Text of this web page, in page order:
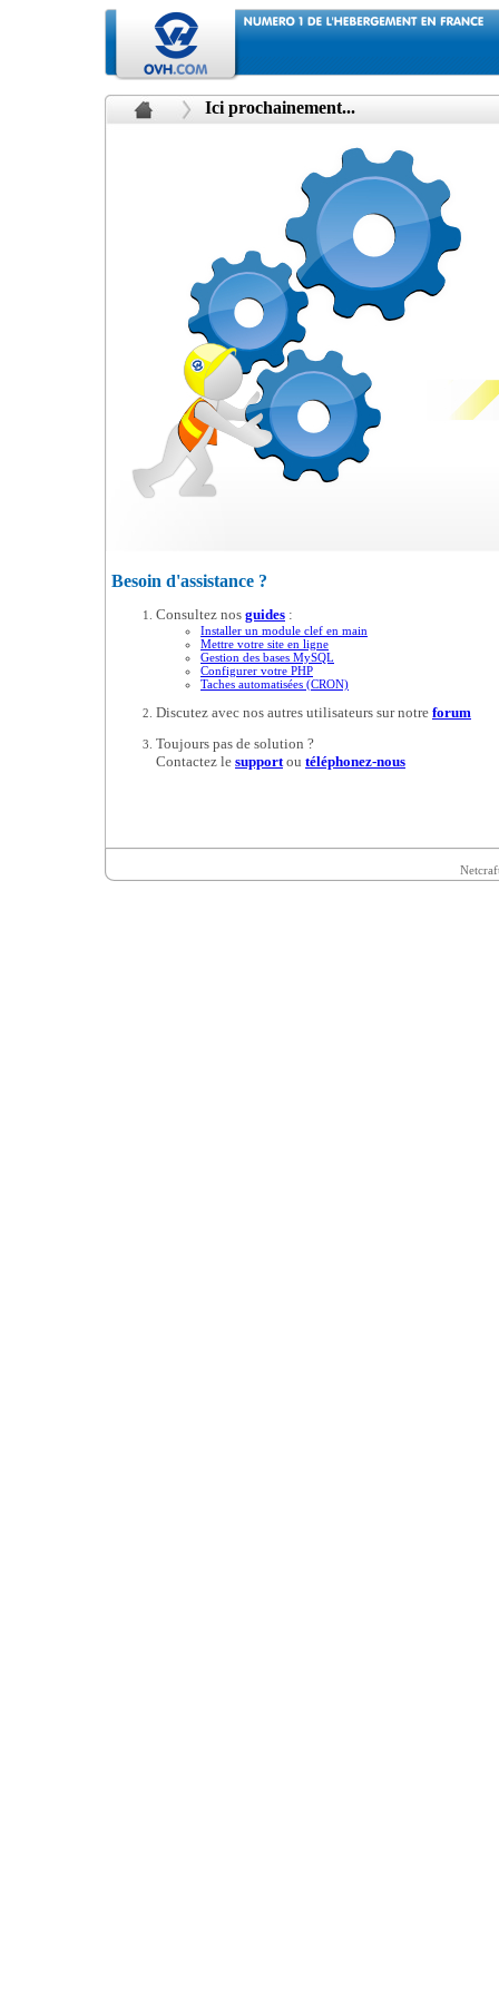
Ici prochainement...
Besoin d'assistance ?
Consultez nos guides :
Installer un module clef en main
Mettre votre site en ligne
Gestion des bases MySQL
Configurer votre PHP
Taches automatisées (CRON)
Discutez avec nos autres utilisateurs sur notre forum
Toujours pas de solution ?
Contactez le supportou téléphonez-nous